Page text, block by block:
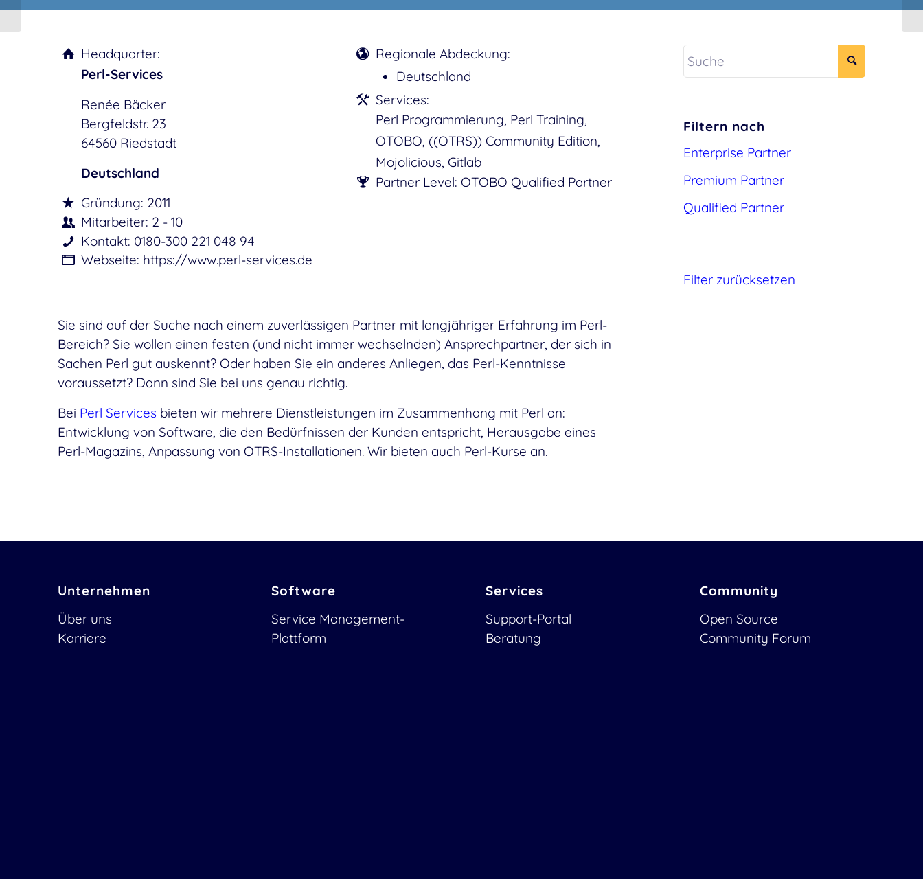
Headquarter:
Perl-Services
Renée Bäcker
Bergfeldstr. 23
64560 Riedstadt
Deutschland
Gründung: 2011
Mitarbeiter: 2 - 10
Kontakt: 0180-300 221 048 94
Webseite: https://www.perl-services.de
Regionale Abdeckung:
Deutschland
Services:
Perl Programmierung, Perl Training,
OTOBO, ((OTRS)) Community Edition,
Mojolicious, Gitlab
Partner Level: OTOBO Qualified Partner
Sie sind auf der Suche nach einem zuverlässigen Partner mit langjähriger Erfahrung im Perl-
Bereich? Sie wollen einen festen (und nicht immer wechselnden) Ansprechpartner, der sich in
Sachen Perl gut auskennt? Oder haben Sie ein anderes Anliegen, das Perl-Kenntnisse
voraussetzt? Dann sind Sie bei uns genau richtig.
Bei Perl Services bieten wir mehrere Dienstleistungen im Zusammenhang mit Perl an:
Entwicklung von Software, die den Bedürfnissen der Kunden entspricht, Herausgabe eines
Perl-Magazins, Anpassung von OTRS-Installationen. Wir bieten auch Perl-Kurse an.
Filtern nach
Enterprise Partner
Premium Partner
Qualified Partner
Filter zurücksetzen
Unternehmen
Über uns
Karriere
Software
Service Management-
Plattform
Services
Support-Portal
Beratung
Community
Open Source
Community Forum